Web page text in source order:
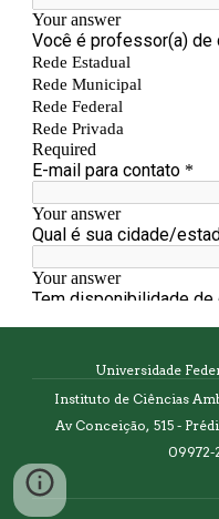
Universidade
Instituto de Ciências
Av Conceição, 515 -
09972-